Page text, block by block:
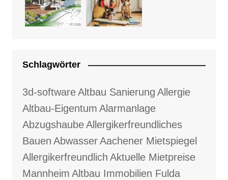
Schlagwörter
3d-softwareAltbau Sanierung Allergie
Altbau-Eigentum Alarmanlage
AbzugshaubeAllergikerfreundliches
Bauen AbwasserAachener Mietspiegel
Allergikerfreundlich Aktuelle Mietpreise
Mannheim Altbau Immobilien Fulda